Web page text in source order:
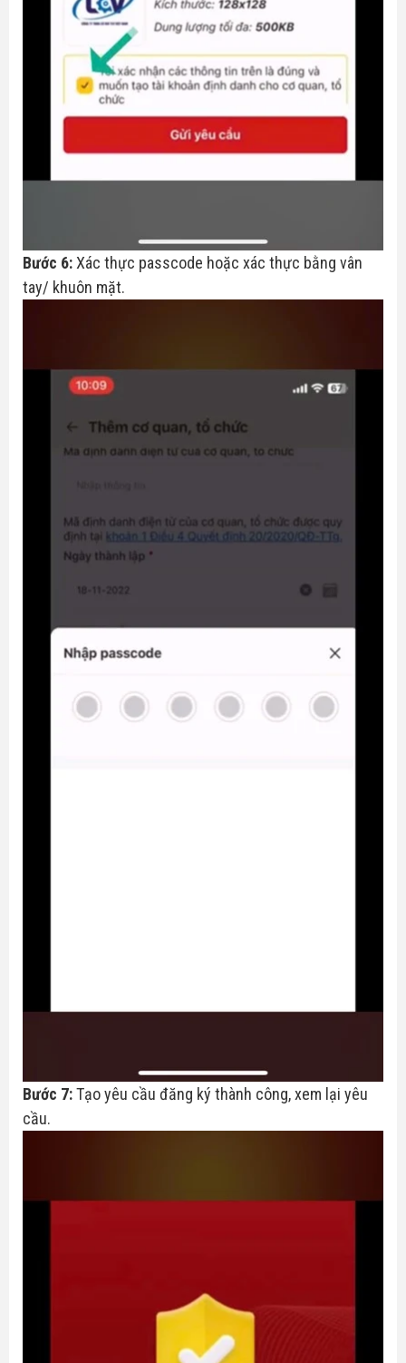
Bước 6: Xác thực passcode hoặc xác thực bằng vân
tay/ khuôn mặt.
Bước 7:Tạo yêu cầu đăng ký thành công, xem lại yêu
cầu.